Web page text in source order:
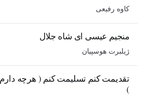
کاوه رفیعی
منجیم عیسی ای شاه جلال
ژیلبرت هوسپیان
تقدیمت کنم تسلیمت کنم ( هرچه
)